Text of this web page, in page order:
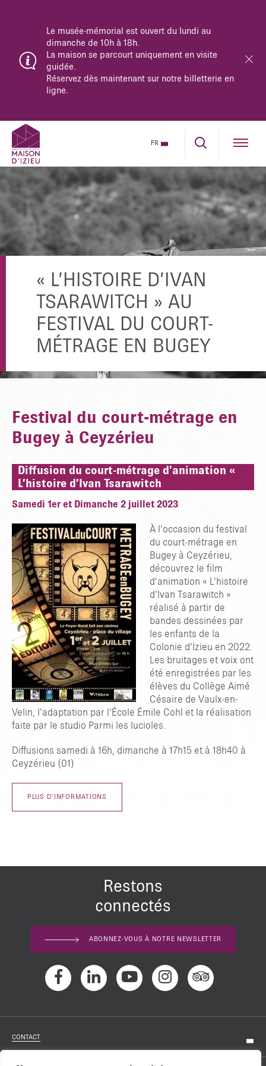
Le musée-mémorial est ouvert du lundi au
dimanche de 10h à 18h.
La maison se parcourt uniquement en visite
guidée.
Réservez dès maintenant sur notre billetterie en
ligne.
FR
TAPER ENTRER POUR RECHERCHER OU ESC POUR FERMER
« L’HISTOIRE D’IVAN
TSARAWITCH » AU
FESTIVAL DU COURT-
MÉTRAGE EN BUGEY
Festival du court-métrage en
Bugey à Ceyzérieu
Diffusion du court-métrage d’animation «
L’histoire d’Ivan Tsarawitch
Samedi 1er et Dimanche 2 juillet 2023
À l’occasion du festival
du court-métrage en
Bugey à Ceyzérieu,
découvrez le film
d’animation « L’histoire
d’Ivan Tsarawitch »
réalisé à partir de
bandes dessinées par
les enfants de la
Colonie d’Izieu en 2022.
Les bruitages et voix ont
été enregistrées par les
élèves du Collège Aimé
Césaire de Vaulx-en-
Velin, l’adaptation par l’École Émile Cohl et la réalisation
faite par le studio Parmi les lucioles.
Diffusions samedi à 16h, dimanche à 17h15 et à 18h40 à
Ceyzérieu (01)
PLUS D’INFORMATIONS
Restons
connectés
ABONNEZ-VOUS À NOTRE NEWSLETTER
CONTACT